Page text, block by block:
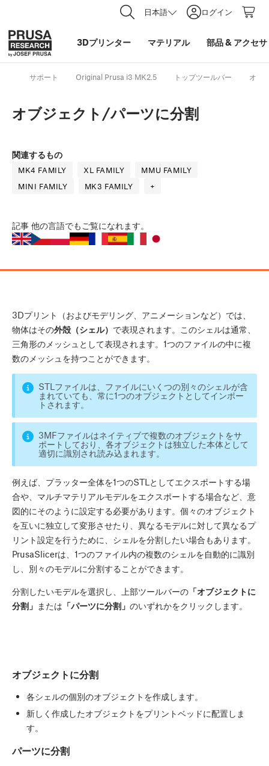
日本語 ログイン
3Dプリンター マテリアル 部品& アクセ
サポート Original Prusa i3 MK2.5 トップツールバー オブ
オブジェクト/パーツに分割
関連するもの
MK4 FAMILY XL FAMILY
MMU FAMILY
MINI FAMILY
MK3 FAMILY +
記事 他の言語でもご覧になれます。
3Dプリント（およびモデリング、アニメーションなど）では、
物体はその外殻（シェル） で表現されます。このシェルは通常、
三角形のメッシュとして表現されます。1つのファイルの中に複
数のメッシュを持つことができます。
STLファイルは、ファイルにいくつの別々のシェルが含
まれていても、常に1つのオブジェクトとしてインポー
トされます。
3MFファイルはネイティブで複数のオブジェクトをサ
ポートしており、各オブジェクトは独立した本体として
適切に識別され読み込まれます。
例えば、プラッター全体を1つのSTLとしてエクスポートする場
合や、マルチマテリアルモデルをエクスポートする場合など、意
図的にそのように設定する必要があります。個々のオブジェクト
を互いに独立して変形させたり、異なるモデルに対して異なるプ
リント設定を行うために、シェルを分割したい場合もあります。
PrusaSlicerは、1つのファイル内の複数のシェルを自動的に識別
し、別々のモデルに分割することができます。
分割したいモデルを選択し、上部ツールバーの 「オブジェクトに
分割」 または 「パーツに分割」 のいずれかをクリックします。
オブジェクトに分割
各シェルの個別のオブジェクトを作成します。
新しく作成したオブジェクトをプリントベッドに配置しま
す。
パーツに分割